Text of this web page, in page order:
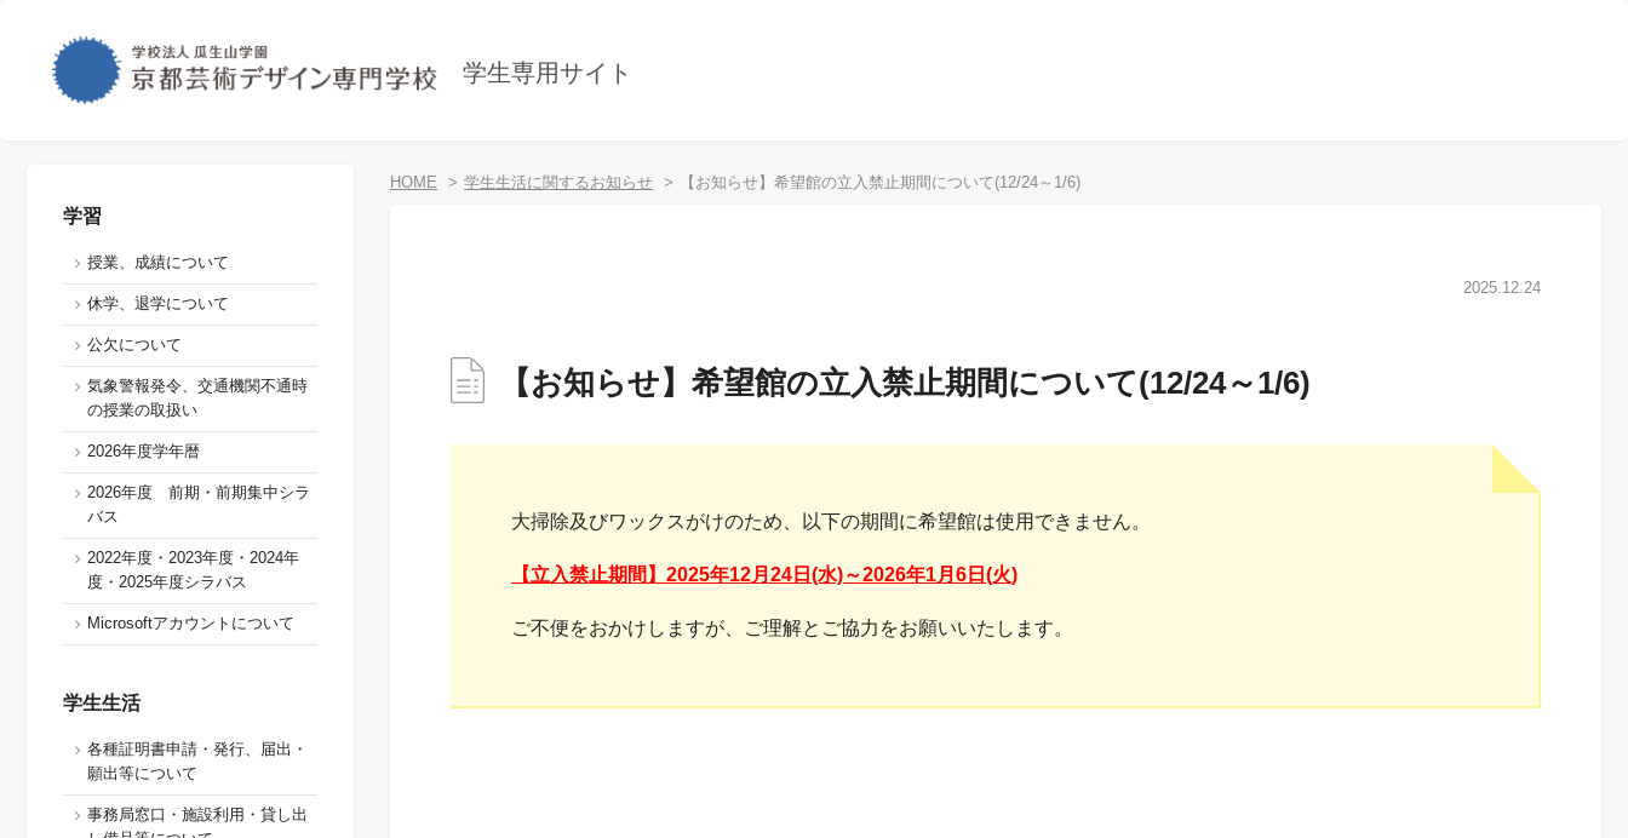
学生専用サイト
HOME 学生生活に関するお知らせ 【お知らせ】希望館の立入禁止期間について(12/24～1/6)
2025.12.24
【お知らせ】希望館の立入禁止期間について(12/24～1/6)
大掃除及びワックスがけのため、以下の期間に希望館は使用できません。
【立入禁止期間】2025年12月24日(水)～2026年1月6日(火)
ご不便をおかけしますが、ご理解とご協力をお願いいたします。
学習
授業、成績について
休学、退学について
公欠について
気象警報発令、交通機関不通時
の授業の取扱い
2026年度学年暦
2026年度 前期・前期集中シラ
バス
2022年度・2023年度・2024年
度・2025年度シラバス
Microsoftアカウントについて
学生生活
各種証明書申請・発行、届出・
願出等について
事務局窓口・施設利用・貸し出